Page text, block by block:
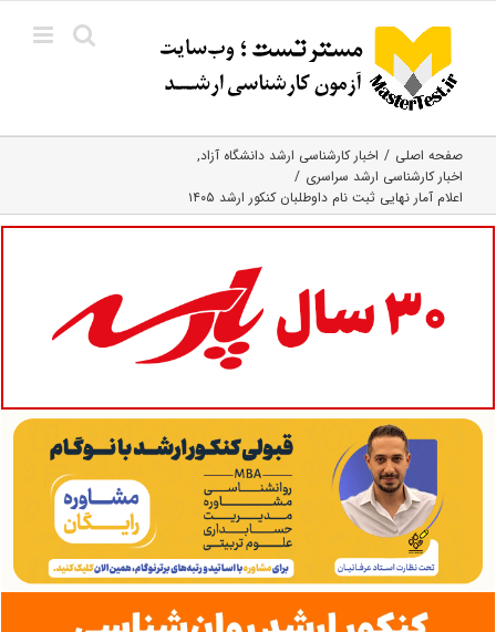
content
صفحه اصلی
اخبار کارشناسی ارشد دانشگاه آزاد
اخبار کارشناسی ارشد سراسری
اعلام آمار نهایی ثبت نام داوطلبان کنکور ارشد ۱۴۰۵